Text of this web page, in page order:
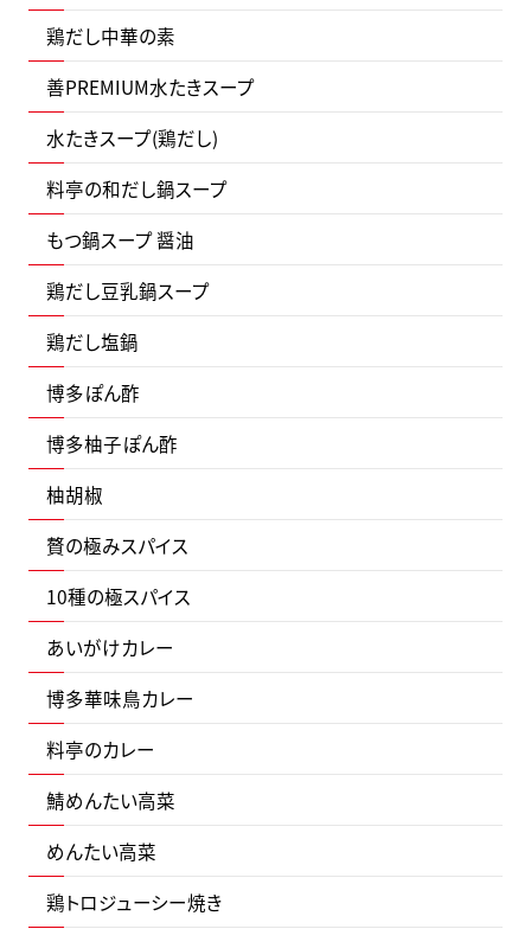
鶏だし中華の素
善PREMIUM水たきスープ
水たきスープ(鶏だし)
料亭の和だし鍋スープ
もつ鍋スープ 醤油
鶏だし豆乳鍋スープ
鶏だし塩鍋
博多ぽん酢
博多柚子ぽん酢
柚胡椒
贅の極みスパイス
10種の極スパイス
あいがけカレー
博多華味鳥カレー
料亭のカレー
鯖めんたい高菜
めんたい高菜
鶏トロジューシー焼き